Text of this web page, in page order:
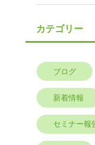
カテゴリー
ブログ
新着情報
セミナー報